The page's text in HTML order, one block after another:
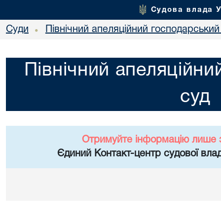
Судова влада
Суди • Північний апеляційний
Північний
суд
Отримуйте інформацію лише
Єдиний Контакт-центр судової